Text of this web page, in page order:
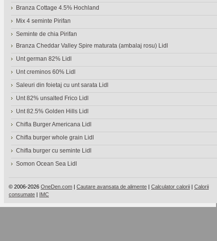
Branza Cottage 4.5% Hochland
Mix 4 seminte Pirifan
Seminte de chia Pirifan
Branza Cheddar Valley Spire maturata (ambalaj rosu) Lidl
Unt german 82% Lidl
Unt creminos 60% Lidl
Saleuri din foietaj cu unt sarata Lidl
Unt 82% unsalted Frico Lidl
Unt 82.5% Golden Hills Lidl
Chifla Burger Americana Lidl
Chifla burger whole grain Lidl
Chifla burger cu seminte Lidl
Somon Ocean Sea Lidl
© 2006-2026 OneDen.com | Cautare avansata de alimente | Calculator calorii | Calorii
consumate | IMC